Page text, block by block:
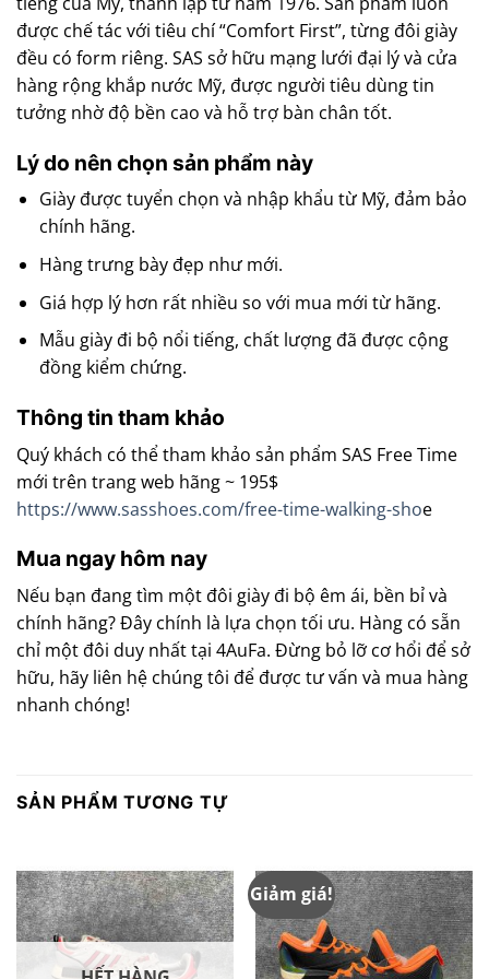
được chế tác với tiêu chí “Comfort First”, từng đôi giày
đều có form riêng. SAS sở hữu mạng lưới đại lý và cửa
hàng rộng khắp nước Mỹ, được người tiêu dùng tin
tưởng nhờ độ bền cao và hỗ trợ bàn chân tốt.
Lý do nên chọn sản phẩm này
Giày được tuyển chọn và nhập khẩu từ Mỹ, đảm bảo
chính hãng.
Hàng trưng bày đẹp như mới.
Giá hợp lý hơn rất nhiều so với mua mới từ hãng.
Mẫu giày đi bộ nổi tiếng, chất lượng đã được cộng
đồng kiểm chứng.
Thông tin tham khảo
Quý khách có thể tham khảo sản phẩm SAS Free Time
mới trên trang web hãng ~ 195$
https://www.sasshoes.com/free-time-walking-shoe
Mua ngay hôm nay
Nếu bạn đang tìm một đôi giày đi bộ êm ái, bền bỉ và
chính hãng? Đây chính là lựa chọn tối ưu. Hàng có sẵn
chỉ một đôi duy nhất tại 4AuFa. Đừng bỏ lỡ cơ hổi để sở
hữu, hãy liên hệ chúng tôi để được tư vấn và mua hàng
nhanh chóng!
SẢN PHẨM TƯƠNG TỰ
Giảm giá!